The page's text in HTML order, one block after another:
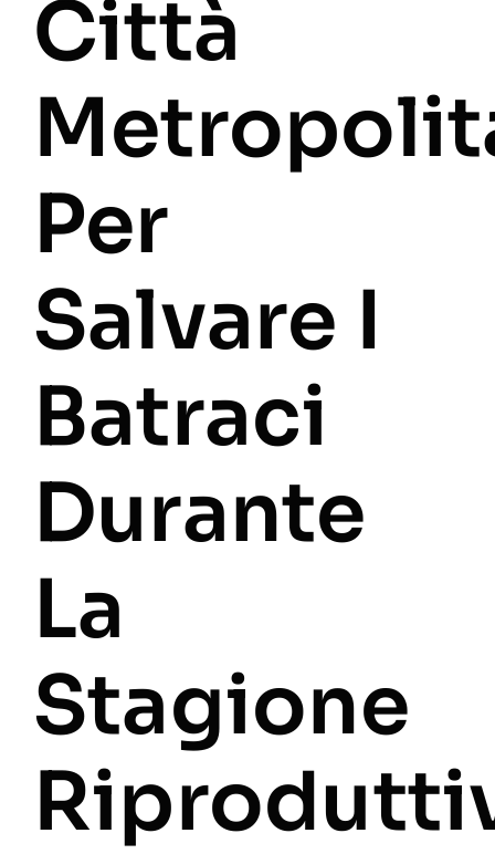
Città
Per
Salvare I
Batraci
Durante
La
Stagione